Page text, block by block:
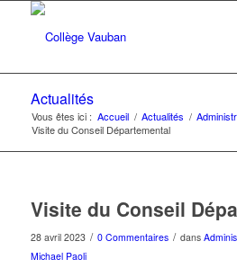
Actualités
Vous êtes ici : Accueil / Actualités /
Visite du Conseil Départemental
Visite du Conseil
28 avril 2023 / 0 Commentaires / dans
Michael Paoli